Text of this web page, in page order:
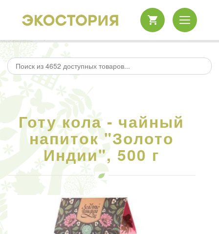
Готу кола - чайный
напиток "Золото
Индии", 500 г